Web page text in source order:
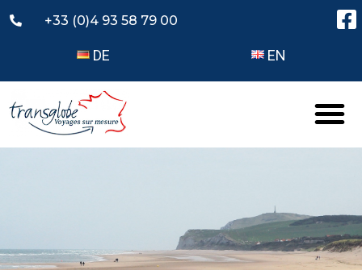
+33 (0)4 93 58 79 00
DE EN